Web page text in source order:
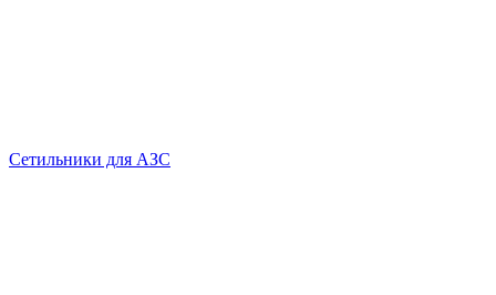
Сетильники для АЗС